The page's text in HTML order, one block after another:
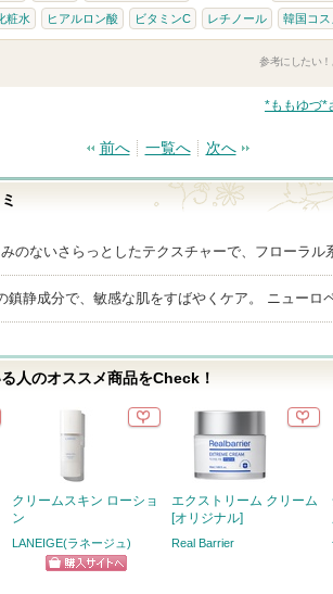
粧水 ヒアルロン酸 ビタミンC レチノール 韓国コス
参考にしたい
*ももゆづ*
前へ 一覧へ 次へ
みのないさらっとしたテクスチャーで、フローラ
鎮静成分で、敏感な肌をすばやくケア。 ニューロ
人のオススメ商品をCheck！
クリームスキン ローショ
ン
LANEIGE(ラネージュ)
エクストリーム クリーム
[オリジナル]
Real Barrier